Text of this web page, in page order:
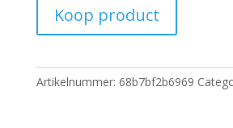
Koop product
Artikelnummer: 68b7bf2b6969